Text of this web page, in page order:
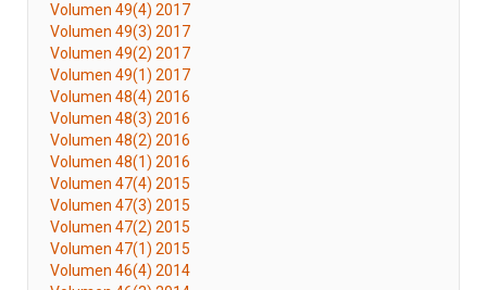
Volumen 49(4) 2017
Volumen 49(3) 2017
Volumen 49(2) 2017
Volumen 49(1) 2017
Volumen 48(4) 2016
Volumen 48(3) 2016
Volumen 48(2) 2016
Volumen 48(1) 2016
Volumen 47(4) 2015
Volumen 47(3) 2015
Volumen 47(2) 2015
Volumen 47(1) 2015
Volumen 46(4) 2014